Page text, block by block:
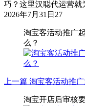
巧？这里汉聪代运营
2026年7月31日 27
淘宝客活动推广
么？
上一篇 淘宝客活动推
淘宝开店后审核